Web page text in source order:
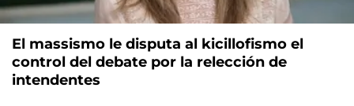
El massismo le disputa al kicillofismo el
control del debate por la relección de
intendentes